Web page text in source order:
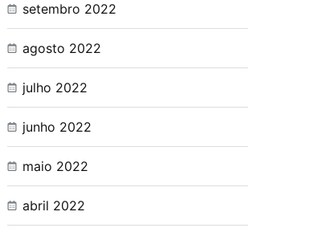
setembro 2022
agosto 2022
julho 2022
junho 2022
maio 2022
abril 2022